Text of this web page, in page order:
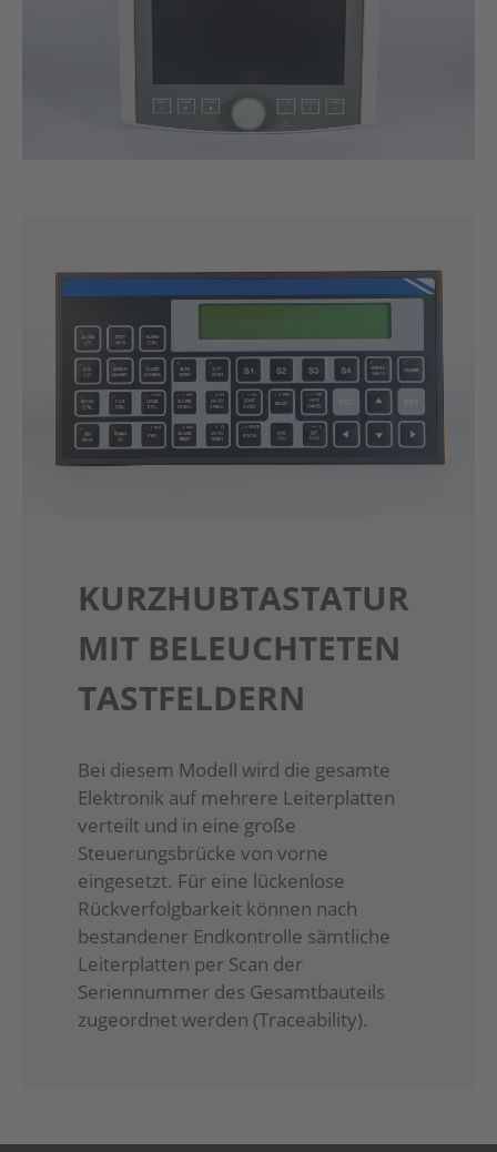
KURZHUBTASTATUR
MIT BELEUCHTETEN
TASTFELDERN
Bei diesem Modell wird die gesamte
Elektronik auf mehrere Leiterplatten
verteilt und in eine große
Steuerungsbrücke von vorne
eingesetzt. Für eine lückenlose
Rückverfolgbarkeit können nach
bestandener Endkontrolle sämtliche
Leiterplatten per Scan der
Seriennummer des Gesamtbauteils
zugeordnet werden (Traceability).